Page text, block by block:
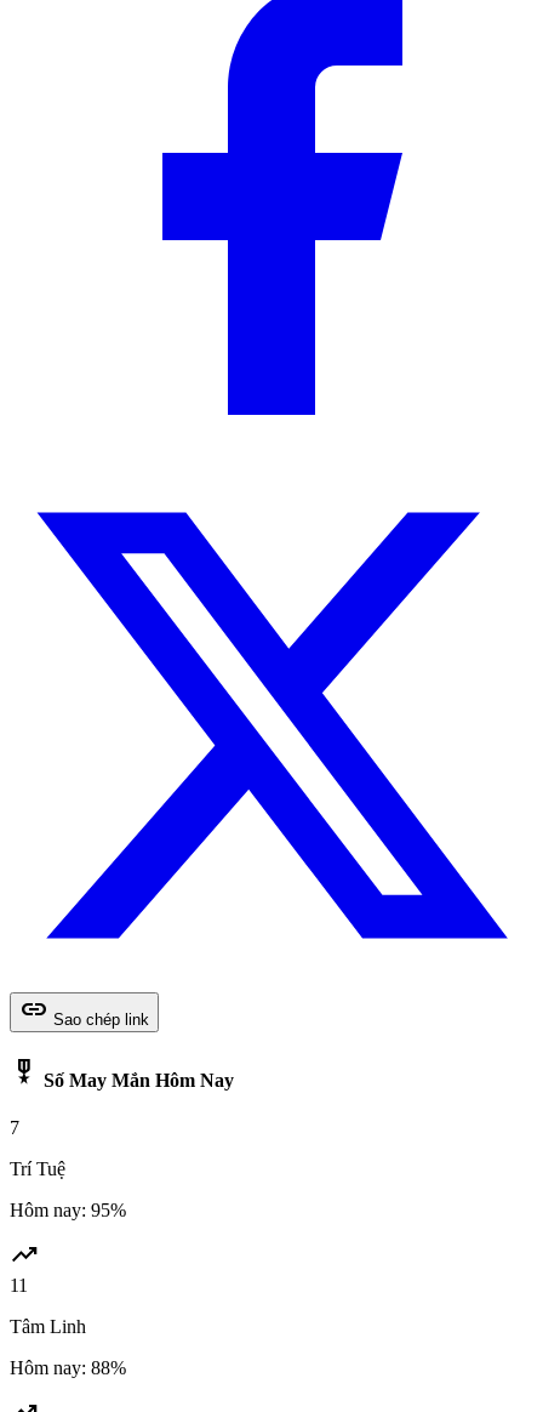
link Sao chép link
military_tech Số May Mắn Hôm Nay
7
Trí Tuệ
Hôm nay: 95%
trending_up
11
Tâm Linh
Hôm nay: 88%